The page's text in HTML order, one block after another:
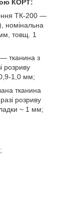
КОРТ:
ТК-200 —
номінальна
товщ. 1
тканина з
розриву
1,0 мм;
тканина
розриву
~ 1 мм;